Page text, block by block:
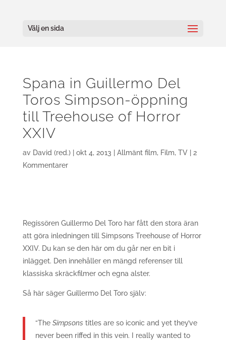
Välj en sida
Spana in Guillermo Del
Toros Simpson-öppning
till Treehouse of Horror
XXIV
av David (red.)| okt 4, 2013 Allmänt film, Film, TV| 2
Kommentarer
Regissören Guillermo Del Toro har fått den stora äran
att göra inledningen till Simpsons Treehouse of Horror
XXIV. Du kan se den här om du går ner en bit i
inlägget. Den innehåller en mängd referenser till
klassiska skräckfilmer och egna alster.
Så här säger Guillermo Del Toro själv:
“The Simpsons titles are so iconic and yet they’ve
never been riffed in this vein. I really wanted to